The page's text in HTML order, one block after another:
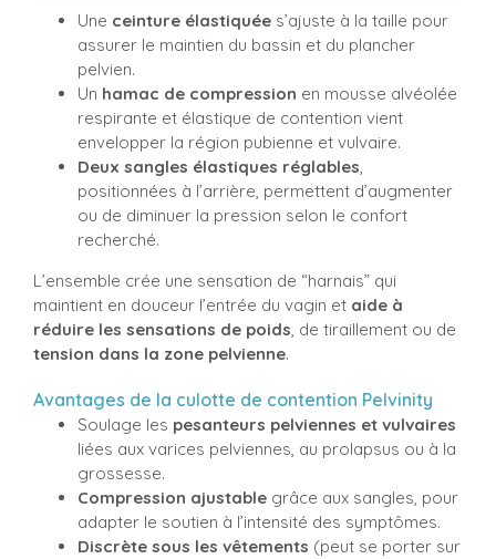
Une ceinture élastiquée s’ajuste à la taille pour
assurer le maintien du bassin et du plancher
pelvien.
Un hamac de compression en mousse alvéolée
respirante et élastique de contention vient
envelopper la région pubienne et vulvaire.
Deux sangles élastiques réglables,
positionnées à l’arrière, permettent d’augmenter
ou de diminuer la pression selon le confort
recherché.
L’ensemble crée une sensation de “harnais” qui
maintient en douceur l’entrée du vagin et aide à
réduire les sensations de poids, de tiraillement ou de
tension dans la zone pelvienne.
Avantages de la culotte de contention Pelvinity
Soulage les pesanteurs pelviennes et vulvaires
liées aux varices pelviennes, au prolapsus ou à la
grossesse.
Compression ajustable grâce aux sangles, pour
adapter le soutien à l’intensité des symptômes.
Discrète sous les vêtements (peut se porter sur